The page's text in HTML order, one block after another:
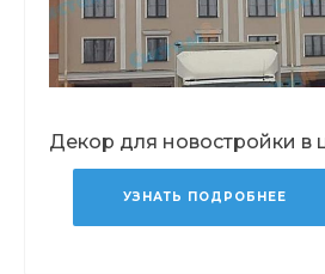
Декор для новостройки в
УЗНАТЬ ПОДРОБНЕЕ